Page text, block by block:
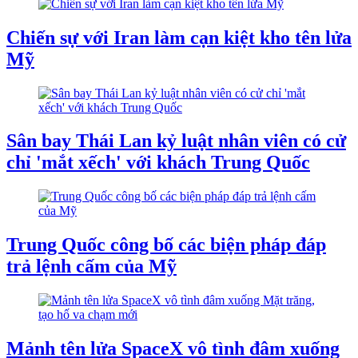
Chiến sự với Iran làm cạn kiệt kho tên lửa
Mỹ
Sân bay Thái Lan kỷ luật nhân viên có cử
chỉ 'mắt xếch' với khách Trung Quốc
Trung Quốc công bố các biện pháp đáp
trả lệnh cấm của Mỹ
Mảnh tên lửa SpaceX vô tình đâm xuống